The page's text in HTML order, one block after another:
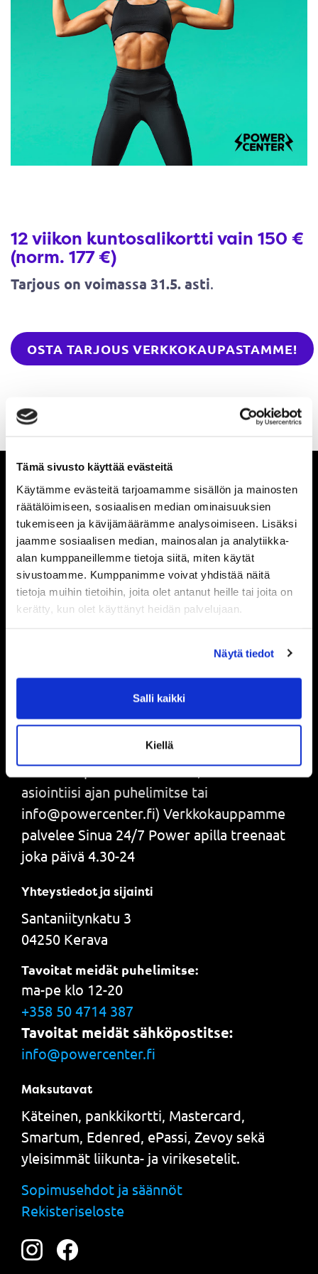
Tämä sivusto käyttää evästeitä
Käytämme evästeitä tarjoamamme sisällön ja mainosten
räätälöimiseen, sosiaalisen median ominaisuuksien
tukemiseen ja kävijämäärämme analysoimiseen. Lisäksi
jaamme sosiaalisen median, mainosalan ja analytiikka-
alan kumppaneillemme tietoja siitä, miten käytät
sivustoamme. Kumppanimme voivat yhdistää näitä
tietoja muihin tietoihin, joita olet antanut heille tai joita on
kerätty, kun olet käyttänyt heidän palvelujaan.
Näytä tiedot
Salli kaikki
Kiellä
12 viikon kuntosalikortti vain 150 €
(norm. 177 €)
Tarjous on voimassa 31.5. asti.
OSTA TARJOUS VERKKOKAUPASTAMME!
Pysy ajan tasalla
Ole ensimmäinen, joka saa tietää mitä
Powerilla tapahtuu ja saat ensimmäisenä
tarjouksemme.
Vastaanottomme palvelee seuraavasti:
MAANANTAISIN KLO 16-19
(Huom! Palvelemme tarvittaessa muina
aikoina sopimuksen mukaan, varaathan
asiointiisi ajan puhelimitse tai
info@powercenter.fi) Verkkokauppamme
palvelee Sinua 24/7 Power apilla treenaat
joka päivä 4.30-24
Yhteystiedot ja sijainti
Santaniitynkatu 3
04250 Kerava
Tavoitat meidät puhelimitse:
ma-pe klo 12-20
+358 50 4714 387
Tavoitat meidät sähköpostitse:
info@powercenter.fi
Maksutavat
Käteinen, pankkikortti, Mastercard,
Smartum, Edenred, ePassi, Zevoy sekä
yleisimmät liikunta- ja virikesetelit.
Sopimusehdot ja säännöt
Rekisteriseloste